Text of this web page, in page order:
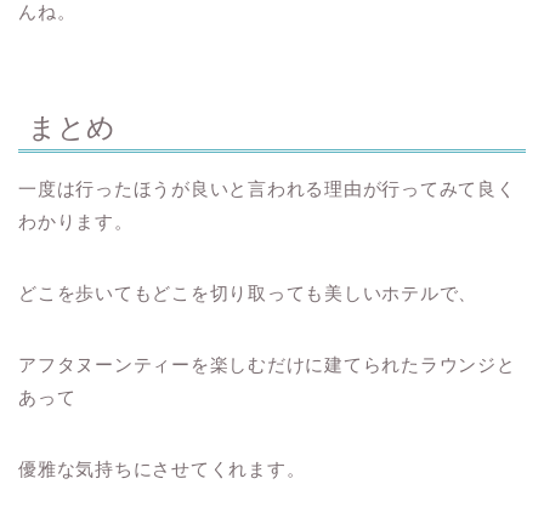
んね。
まとめ
一度は行ったほうが良いと言われる理由が行ってみて良く
わかります。
どこを歩いてもどこを切り取っても美しいホテルで、
アフタヌーンティーを楽しむだけに建てられたラウンジと
あって
優雅な気持ちにさせてくれます。